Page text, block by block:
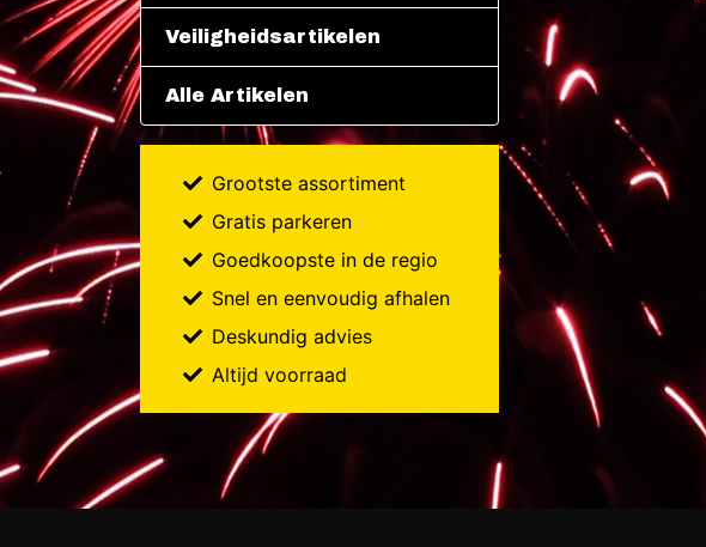
Veiligheidsartikelen
Alle Artikelen
Grootste assortiment
Gratis parkeren
Goedkoopste in de regio
Snel en eenvoudig afhalen
Deskundig advies
Altijd voorraad